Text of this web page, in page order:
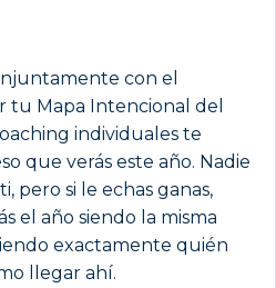
con el
tu Mapa Intencional del
individuales te
que verás este año. Nadie
pero si le echas ganas,
el año siendo la misma
exactamente quién
llegar ahí.